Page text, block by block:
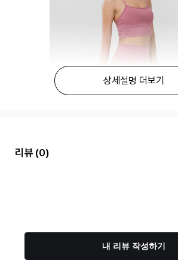
상세설명 더보기
리뷰 (0)